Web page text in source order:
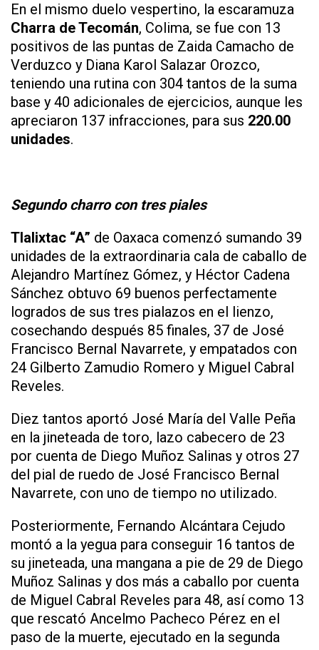
En el mismo duelo vespertino, la escaramuza
Charra de Tecomán, Colima, se fue con 13
positivos de las puntas de Zaida Camacho de
Verduzco y Diana Karol Salazar Orozco,
teniendo una rutina con 304 tantos de la suma
base y 40 adicionales de ejercicios, aunque les
apreciaron 137 infracciones, para sus 220.00
unidades.
Segundo charro con tres piales
Tlalixtac “A” de Oaxaca comenzó sumando 39
unidades de la extraordinaria cala de caballo de
Alejandro Martínez Gómez, y Héctor Cadena
Sánchez obtuvo 69 buenos perfectamente
logrados de sus tres pialazos en el lienzo,
cosechando después 85 finales, 37 de José
Francisco Bernal Navarrete, y empatados con
24 Gilberto Zamudio Romero y Miguel Cabral
Reveles.
Diez tantos aportó José María del Valle Peña
en la jineteada de toro, lazo cabecero de 23
por cuenta de Diego Muñoz Salinas y otros 27
del pial de ruedo de José Francisco Bernal
Navarrete, con uno de tiempo no utilizado.
Posteriormente, Fernando Alcántara Cejudo
montó a la yegua para conseguir 16 tantos de
su jineteada, una mangana a pie de 29 de Diego
Muñoz Salinas y dos más a caballo por cuenta
de Miguel Cabral Reveles para 48, así como 13
que rescató Ancelmo Pacheco Pérez en el
paso de la muerte, ejecutado en la segunda